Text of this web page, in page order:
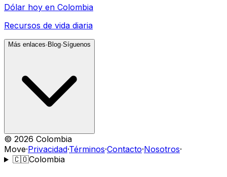
Dólar hoy en Colombia
Recursos de vida diaria
Más enlaces· Blog·Síguenos
© 2026 Colombia
Move·Privacidad·Términos·Contacto·Nosotros·
🇨🇴Colombia